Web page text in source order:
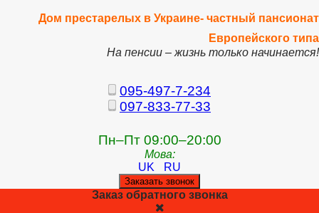
Дом престарелых в Украине- частный пансионат
Европейского типа
На пенсии – жизнь только начинается!
095-497-7-234
097-833-77-33
Пн–Пт 09:00–20:00
Мова:
UK
RU
Заказать звонок
Заказ обратного звонка